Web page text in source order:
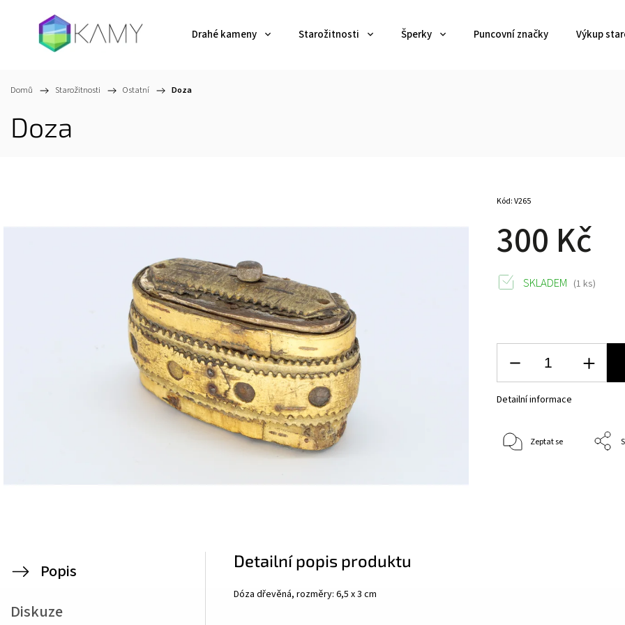
Drahé kameny Starožitnosti Šperky Puncovní značky Výkup
Domů / Starožitnosti / Ostatní / Doza
Doza
300 Kč
Kód:V265
SKLADEM (1 ks)
Detailní informace
Zeptat se
Popis
Diskuze
Detailní popis produktu
Dóza dřevěná, rozměry: 6,5 x 3 cm